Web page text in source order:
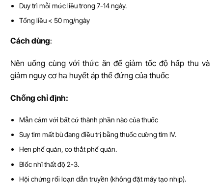
Duy trì mỗi mức liều trong 7-14 ngày.
Tổng liều < 50 mg/ngày
Cách dùng:
Nên uống cùng với thức ăn để giảm tốc độ hấp thu và
giảm nguy cơ hạ huyết áp thế đứng của thuốc
Chống chỉđịnh:
Mẫn cảm với bất cứ thành phần nào của thuốc
Suy tim mất bù đang điều trị bằng thuốc cường tim IV.
Hen phế quản, co thắt phế quản.
Blốc nhĩ thất độ 2-3.
Hội chứng rối loạn dẫn truyền (không đặt máy tạo nhịp).